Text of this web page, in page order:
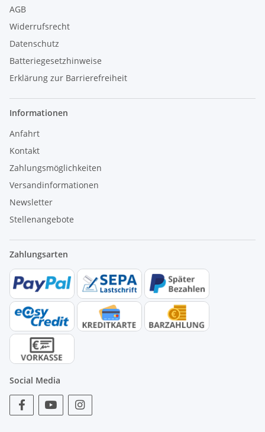
AGB
Widerrufsrecht
Datenschutz
Batteriegesetzhinweise
Erklärung zur Barrierefreiheit
Informationen
Anfahrt
Kontakt
Zahlungsmöglichkeiten
Versandinformationen
Newsletter
Stellenangebote
Zahlungsarten
Social Media